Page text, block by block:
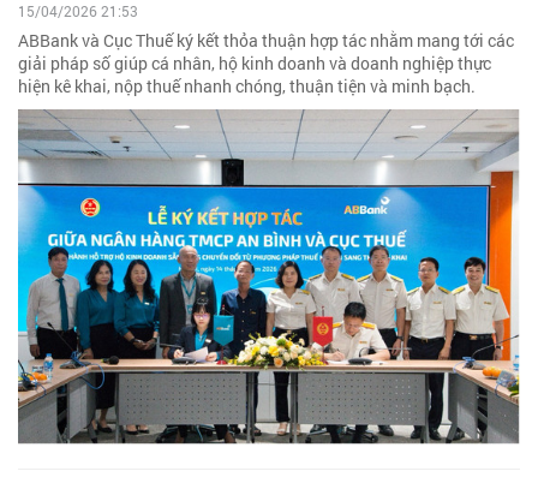
15/04/2026 21:53
ABBank và Cục Thuế ký kết thỏa thuận hợp tác nhằm mang tới các
giải pháp số giúp cá nhân, hộ kinh doanh và doanh nghiệp thực
hiện kê khai, nộp thuế nhanh chóng, thuận tiện và minh bạch.